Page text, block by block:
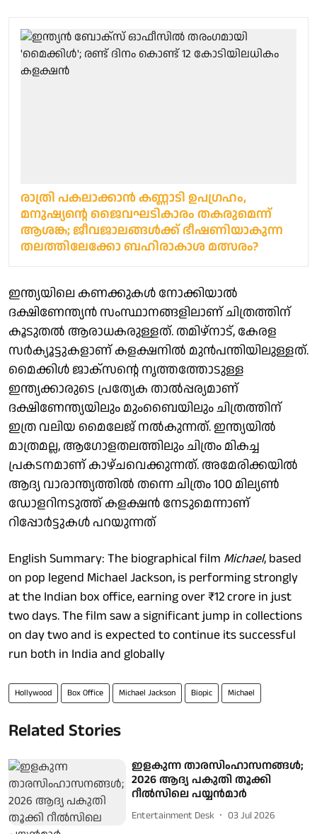
രാത്രി പകലാക്കാൻ കണ്ണാടി ഉപഗ്രഹം,
മനുഷ്യന്റെ ജൈവഘടികാരം തകരുമെന്ന്
ആശങ്ക; ജീവജാലങ്ങൾക്ക് ഭീഷണിയാകുന്ന
തലത്തിലേക്കോ ബഹിരാകാശ മത്സരം?
ഇന്ത്യയിലെ കണക്കുകൾ നോക്കിയാൽ
ദക്ഷിണേന്ത്യൻ സംസ്ഥാനങ്ങളിലാണ് ചിത്രത്തിന്
കൂടുതൽ ആരാധകരുള്ളത്. തമിഴ്‌നാട്, കേരള
സർക്യൂട്ടുകളാണ് കളക്ഷനിൽ മുൻപന്തിയിലുള്ളത്.
മൈക്കിൾ ജാക്സന്റെ നൃത്തത്തോടുള്ള
ഇന്ത്യക്കാരുടെ പ്രത്യേക താൽപ്പര്യമാണ്
ദക്ഷിണേന്ത്യയിലും മുംബൈയിലും ചിത്രത്തിന്
ഇത്ര വലിയ മൈലേജ് നൽകുന്നത്. ഇന്ത്യയിൽ
മാത്രമല്ല, ആഗോളതലത്തിലും ചിത്രം മികച്ച
പ്രകടനമാണ് കാഴ്ചവെക്കുന്നത്. അമേരിക്കയിൽ
ആദ്യ വാരാന്ത്യത്തിൽ തന്നെ ചിത്രം 100 മില്യൺ
ഡോളറിനടുത്ത് കളക്ഷൻ നേടുമെന്നാണ്
റിപ്പോർട്ടുകൾ പറയുന്നത്
English Summary: The biographical film Michael, based
on pop legend Michael Jackson, is performing strongly
at the Indian box office, earning over ₹12 crore in just
two days. The film saw a significant jump in collections
on day two and is expected to continue its successful
run both in India and globally
Hollywood Box Office Michael Jackson Biopic Michael
Related Stories
ഇളകുന്ന താരസിംഹാസനങ്ങള്‍;
2026 ആദ്യ പകുതി തൂക്കി
റീല്‍സിലെ പയ്യന്‍മാര്‍
Entertainment Desk 03 Jul 2026